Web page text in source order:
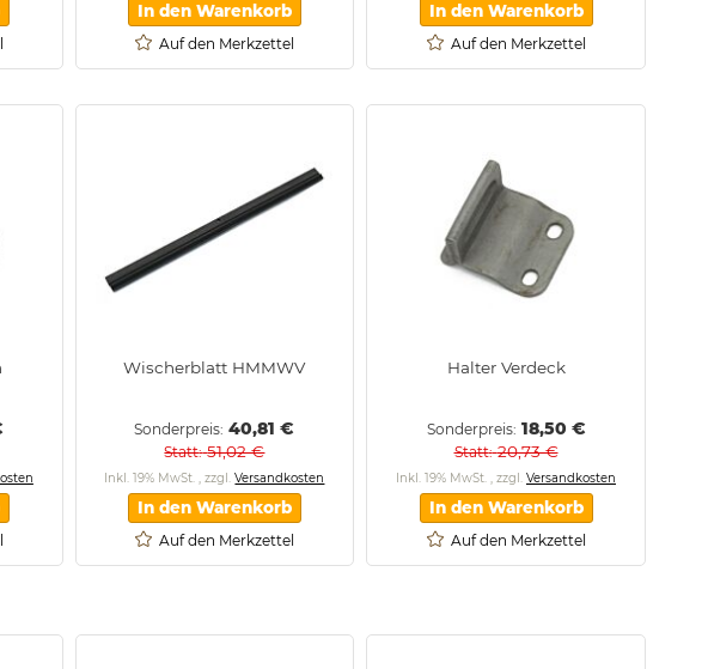
In den Warenkorb
Auf den Merkzettel
In den Warenkorb
Auf den Merkzettel
Wischerblatt HMMWV
Sonderpreis 40,81 €
Statt 51,02 €
Inkl. 19% MwSt. ,zzgl.Versandkosten
In den Warenkorb
Auf den Merkzettel
Halter Verdeck
Sonderpreis 18,50 €
Statt 20,73 €
Inkl. 19% MwSt. zzgl. Versandkosten
In den Warenkorb
Auf den Merkzettel